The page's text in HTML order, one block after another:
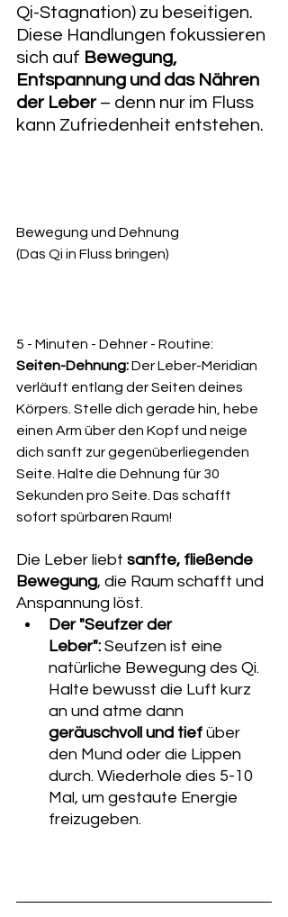
Qi-Stagnation) zu beseitigen.
Diese Handlungen fokussieren
sich auf Bewegung,
Entspannung und das Nähren
der Leber – denn nur im Fluss
kann Zufriedenheit entstehen.
Bewegung und Dehnung
(Das Qi in Fluss bringen)
5 - Minuten - Dehner - Routine:
Seiten-Dehnung: Der Leber-Meridian
verläuft entlang der Seiten deines
Körpers. Stelle dich gerade hin, hebe
einen Arm über den Kopf und neige
dich sanft zur gegenüberliegenden
Seite. Halte die Dehnung für 30
Sekunden pro Seite. Das schafft
sofort spürbaren Raum!
Die Leber liebt sanfte, fließende
Bewegung, die Raum schafft und
Anspannung löst.
Der "Seufzer der
Leber": Seufzen ist eine
natürliche Bewegung des Qi.
Halte bewusst die Luft kurz
an und atme dann
geräuschvoll und tief über
den Mund oder die Lippen
durch. Wiederhole dies 5-10
Mal, um gestaute Energie
freizugeben.